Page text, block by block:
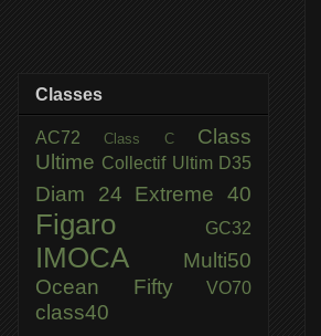
Classes
AC72Class C Class
Ultime Collectif Ultim D35
Diam 24 Extreme 40
Figaro GC32
IMOCA
Multi50
Ocean Fifty
VO70
class40